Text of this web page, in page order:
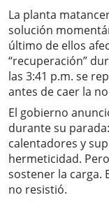
La planta
solución
último de ellos
“recuperación”
las 3:41 p.m. se
antes de caer la
El gobierno
durante su
calentadores y
hermeticidad.
sostener la carga.
no resistió.